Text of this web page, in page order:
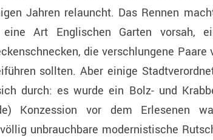
Jahren relauncht. Das Rennen
Art Englischen Garten vorsah,
die verschlungene Paare
sollten. Aber einige
durch: es wurde ein Bolz- und
Konzession vor dem Erlesenen
unbrauchbare modernistische